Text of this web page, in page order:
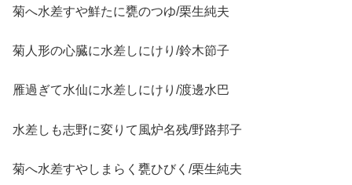
菊へ水差すや鮮たに甕のつゆ/栗生純夫
菊人形の心臓に水差しにけり/鈴木節子
雁過ぎて水仙に水差しにけり/渡邊水巴
水差しも志野に変りて風炉名残/野路邦子
菊へ水差すやしまらく甕ひびく/栗生純夫